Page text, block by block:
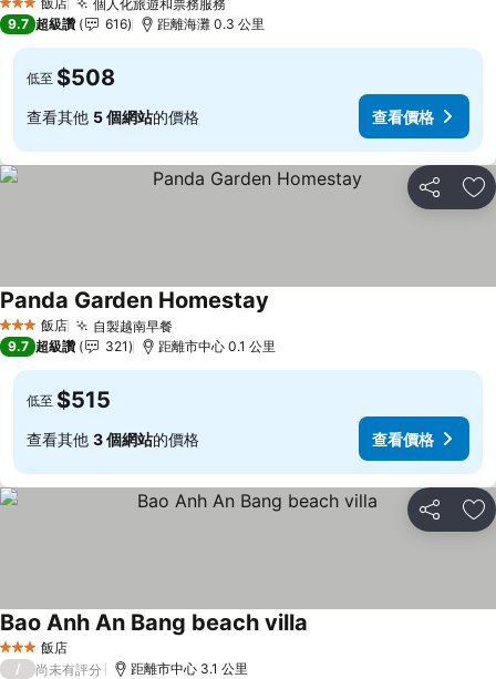
3 星級 個人化旅遊和票務服務
9.7 超級讚 616 距離海灘 0.3 公里
低至 $508
查看其他 5 個網站的價格 查看價格
分享 加
3 星級 飯店 自製越南早餐
Panda Garden Homestay
9.7 超級讚 321 距離市中心 0.1 公里
低至 $515
查看其他 3 個網站的價格 查看價格
分享 加
3 星級 飯店
Bao Anh An Bang beach villa
/ 尚未有評分 距離市中心 3.1 公里